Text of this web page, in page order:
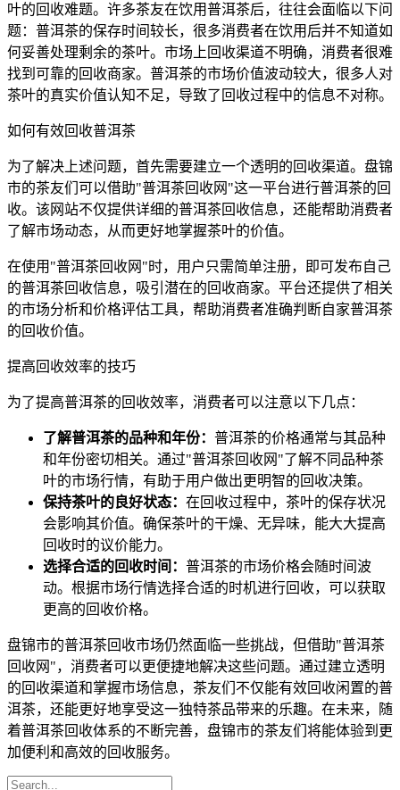
叶的回收难题。许多茶友在饮用普洱茶后，往往会面临以下问
题：普洱茶的保存时间较长，很多消费者在饮用后并不知道如
何妥善处理剩余的茶叶。市场上回收渠道不明确，消费者很难
找到可靠的回收商家。普洱茶的市场价值波动较大，很多人对
茶叶的真实价值认知不足，导致了回收过程中的信息不对称。
如何有效回收普洱茶
为了解决上述问题，首先需要建立一个透明的回收渠道。盘锦
市的茶友们可以借助"普洱茶回收网"这一平台进行普洱茶的回
收。该网站不仅提供详细的普洱茶回收信息，还能帮助消费者
了解市场动态，从而更好地掌握茶叶的价值。
在使用"普洱茶回收网"时，用户只需简单注册，即可发布自己
的普洱茶回收信息，吸引潜在的回收商家。平台还提供了相关
的市场分析和价格评估工具，帮助消费者准确判断自家普洱茶
的回收价值。
提高回收效率的技巧
为了提高普洱茶的回收效率，消费者可以注意以下几点：
了解普洱茶的品种和年份： 普洱茶的价格通常与其品种
和年份密切相关。通过"普洱茶回收网"了解不同品种茶
叶的市场行情，有助于用户做出更明智的回收决策。
保持茶叶的良好状态： 在回收过程中，茶叶的保存状况
会影响其价值。确保茶叶的干燥、无异味，能大大提高
回收时的议价能力。
选择合适的回收时间： 普洱茶的市场价格会随时间波
动。根据市场行情选择合适的时机进行回收，可以获取
更高的回收价格。
盘锦市的普洱茶回收市场仍然面临一些挑战，但借助"普洱茶
回收网"，消费者可以更便捷地解决这些问题。通过建立透明
的回收渠道和掌握市场信息，茶友们不仅能有效回收闲置的普
洱茶，还能更好地享受这一独特茶品带来的乐趣。在未来，随
着普洱茶回收体系的不断完善，盘锦市的茶友们将能体验到更
加便利和高效的回收服务。